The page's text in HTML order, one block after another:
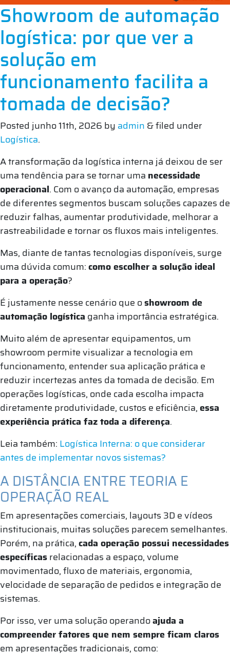
Showroom de automação
logística: por que ver a
solução em
funcionamento facilita a
tomada de decisão?
Posted junho 11th, 2026 by admin &filed under
Logística.
A transformação da logística interna já deixou de ser
uma tendência para se tornar uma necessidade
operacional. Com o avanço da automação, empresas
de diferentes segmentos buscam soluções capazes de
reduzir falhas, aumentar produtividade, melhorar a
rastreabilidade e tornar os fluxos mais inteligentes.
Mas, diante de tantas tecnologias disponíveis, surge
uma dúvida comum:como escolher a solução ideal
para a operação?
É justamente nesse cenário que oshowroom de
automação logística ganha importância estratégica.
Muito além de apresentar equipamentos, um
showroom permite visualizar a tecnologia em
funcionamento, entender sua aplicação prática e
reduzir incertezas antes da tomada de decisão. Em
operações logísticas, onde cada escolha impacta
diretamente produtividade, custos e eficiência,essa
experiência prática faz toda a diferença.
Leia também: Logística Interna: o que considerar
antes de implementar novos sistemas?
A DISTÂNCIA ENTRE TEORIA E
OPERAÇÃO REAL
Em apresentações comerciais, layouts 3D e vídeos
institucionais, muitas soluções parecem semelhantes.
Porém, na prática,cada operação possui necessidades
específicasrelacionadas a espaço, volume
movimentado, fluxo de materiais, ergonomia,
velocidade de separação de pedidos e integração de
sistemas.
Por isso, ver uma solução operandoajuda a
compreender fatores que nem sempre ficam claros
em apresentações tradicionais, como: